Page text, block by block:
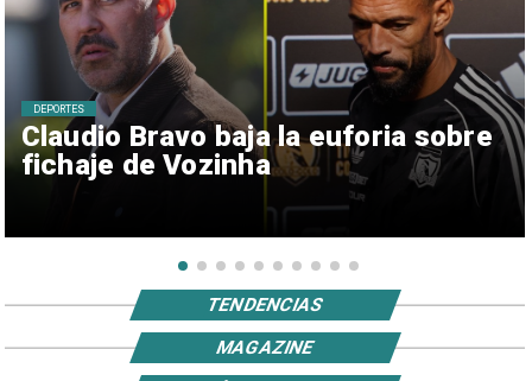
Claudio Bravo baja la euforia sobre
fichaje de Vozinha
DEPORTES
TENDENCIAS
MAGAZINE